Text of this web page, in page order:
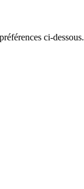
ci-dessous.